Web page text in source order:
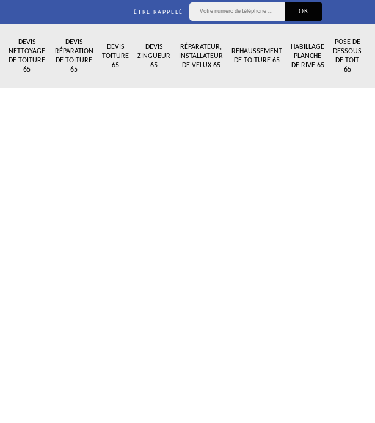
ÊTRE RAPPELÉ
DEVIS
NETTOYAGE
DE TOITURE
65
DEVIS
RÉPARATION
DE TOITURE
65
DEVIS
TOITURE
65
DEVIS
ZINGUEUR
65
RÉPARATEUR,
INSTALLATEUR
DE VELUX 65
REHAUSSEMENT
DE TOITURE 65
HABILLAGE
PLANCHE
DE RIVE 65
POSE DE
DESSOUS
DE TOIT
65